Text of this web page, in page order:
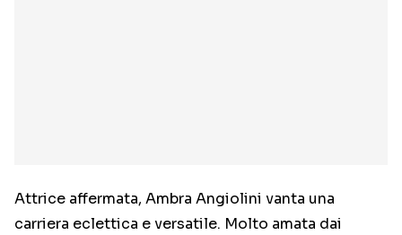
Attrice affermata, Ambra Angiolini vanta una
carriera eclettica e versatile. Molto amata dai